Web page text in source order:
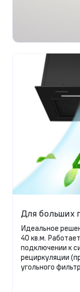
Для больших
Идеальное
40 кв.м.
подключении к
рециркуляции
угольного